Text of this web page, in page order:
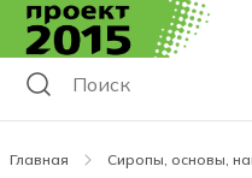
Главная Сиропы, основы,